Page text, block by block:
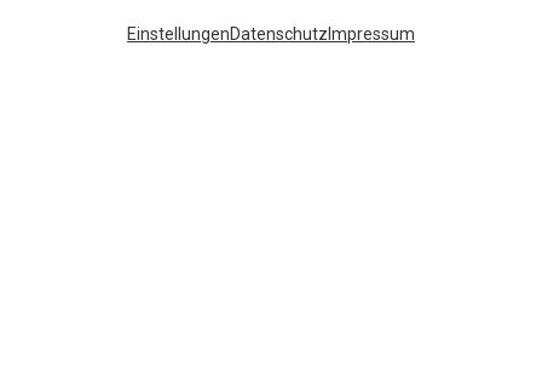
EinstellungenDatenschutz Impressum